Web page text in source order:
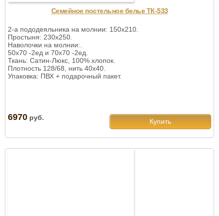
Семейное постельное белье ТК-533
2-а пододеяльника на молнии: 150х210.
Простыня: 230х250.
Наволочки на молнии:.
50х70 -2ед и 70х70 -2ед.
Ткань: Сатин-Люкс, 100% хлопок.
Плотность 128/68, нить 40х40.
Упаковка: ПВХ + подарочный пакет.
6970 руб. Купить